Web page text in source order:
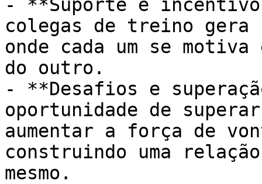
- **Suporte e
colegas de treino gera
onde cada um se
do outro.
- **Desafios e
oportunidade de
aumentar a força de
construindo uma
mesmo.